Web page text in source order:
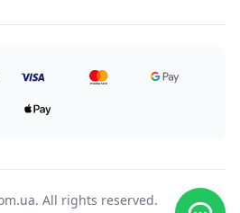
All rights reserved.